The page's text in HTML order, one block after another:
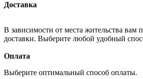
Доставка
В зависимости от места жительства вам
доставки. Выберите любой удобный
Оплата
Выберите оптимальный способ оплаты.